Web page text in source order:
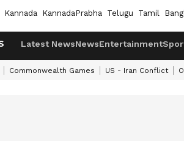
Kannada KannadaPrabha Telugu Tamil
Latest NewsNewsEntertainment
Commonwealth Games US - Iran Conflict